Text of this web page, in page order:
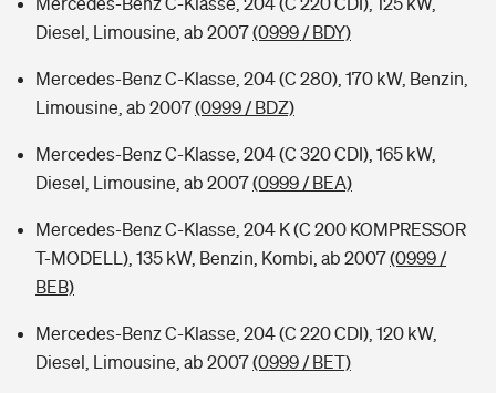
Diesel, Limousine, ab 2007(0999 / BDY)
Mercedes-Benz C-Klasse, 204 (C 280), 170 kW, Benzin,
Limousine, ab 2007(0999 / BDZ)
Mercedes-Benz C-Klasse, 204 (C 320 CDI), 165 kW,
Diesel, Limousine, ab 2007(0999 / BEA)
Mercedes-Benz C-Klasse, 204 K (C 200 KOMPRESSOR
T-MODELL), 135 kW, Benzin, Kombi, ab 2007(0999 /
BEB)
Mercedes-Benz C-Klasse, 204 (C 220 CDI), 120 kW,
Diesel, Limousine, ab 2007(0999 / BET)